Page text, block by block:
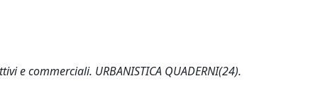
e commerciali. URBANISTICA QUADERNI(24).